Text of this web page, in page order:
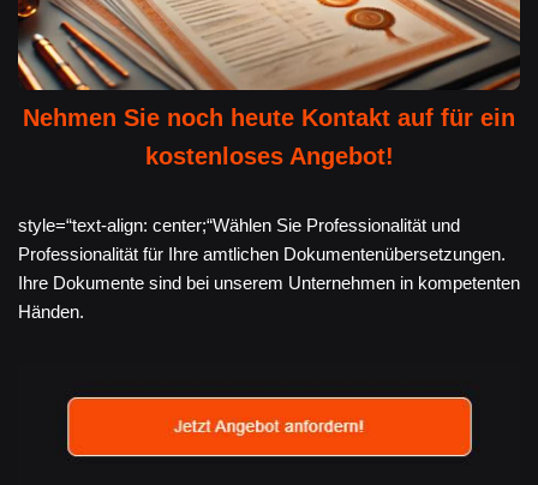
Nehmen Sie noch heute Kontakt auf für ein
kostenloses Angebot!
style=“text-align: center;“Wählen Sie Professionalität und
Professionalität für Ihre amtlichen Dokumentenübersetzungen.
Ihre Dokumente sind bei unserem Unternehmen in kompetenten
Händen.